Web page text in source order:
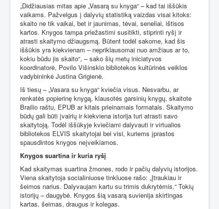
„Didžiausias mitas apie „Vasarą su knyga“ – kad tai iššūkis
vaikams. Pažvelgus į dalyvių statistiką vaizdas visai kitoks:
skaito ne tik vaikai, bet ir jaunimas, tėvai, seneliai, ištisos
kartos. Knygos tampa priežastimi susitikti, stiprinti ryšį ir
atrasti skaitymo džiaugsmą. Būtent todėl sakome, kad šis
iššūkis yra kiekvienam – nepriklausomai nuo amžiaus ar to,
kokiu būdu jis skaito“, – sako šių metų iniciatyvos
koordinatorė, Povilo Višinskio bibliotekos kultūrinės veiklos
vadybininkė Justina Grigienė.
Iš tiesų – „Vasara su knyga“ kviečia visus. Nesvarbu, ar
renkatės popierinę knygą, klausotės garsinių knygų, skaitote
Brailio raštu, EPUB ar kitais prieinamais formatais. Skaitymo
būdų gali būti įvairių ir kiekviena istorija turi atrasti savo
skaitytoją. Todėl iššūkyje kviečiami dalyvauti ir virtualios
bibliotekos ELVIS skaitytojai bei visi, kuriems įprastos
spausdintos knygos neįveikiamos.
Knygos suartina ir kuria ryšį
Kad skaitymas suartina žmones, rodo ir pačių dalyvių istorijos.
Viena skaitytoja socialiniuose tinkluose rašo: „Įtraukiau ir
šeimos narius. Dalyvaujam kartu su trimis dukrytėmis.“ Tokių
istorijų – daugybė. Knygos šią vasarą suvienija skirtingas
kartas, šeimas, draugus ir kolegas.